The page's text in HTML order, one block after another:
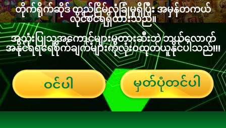
တိုက်ရိုက်ဆိုဒ် တည်ငြိမ်လုံခြုံမှုရှိပြီး အမှန်တကယ်
လိုင်စင်ရရှိထားသည်။
အသုံးပြုသူအကောင့်များမတားဆီးဘဲ ဘယ်လောက်
အနိုင်ရရရေစိုက်ချက်များကိုလုံးဝထုတ်ယူနိုင်ပါသည်!!!